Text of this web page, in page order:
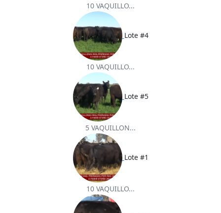
10 VAQUILLO...
Lote #4
10 VAQUILLO...
Lote #5
5 VAQUILLON...
Lote #1
10 VAQUILLO...